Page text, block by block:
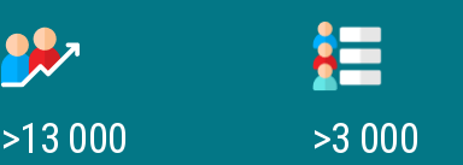
>13 000 >3 000